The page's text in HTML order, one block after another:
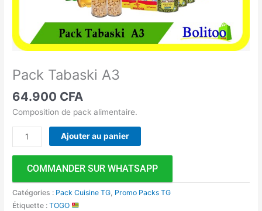
Pack Tabaski A3
64.900 CFA
Composition de pack alimentaire.
Ajouter au panier
COMMANDER SUR WHATSAPP
Catégories : Pack Cuisine TG Promo Packs TG
Étiquette :TOGO